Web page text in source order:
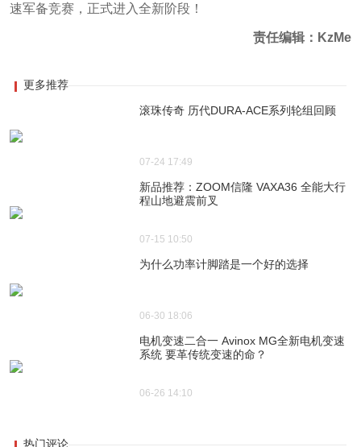
速军备竞赛，正式进入全新阶段！
责任编辑：KzMe
更多推荐
滚珠传奇 历代DURA-ACE系列轮组回顾
07-24 17:49
新品推荐：ZOOM信隆 VAXA36 全能大行
程山地避震前叉
07-15 10:50
为什么功率计脚踏是一个好的选择
06-30 18:06
电机变速二合一 Avinox MG全新电机变速
系统 要革传统变速的命？
06-26 14:10
热门评论